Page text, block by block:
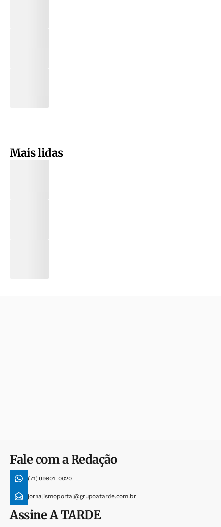
Mais lidas
Fale com a Redação
(71) 99601-0020
jornalismoportal@grupoatarde.com.br
AssineA TARDE